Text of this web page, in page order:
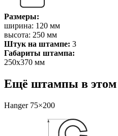
Размеры:
ширина: 120 мм
высота: 250 мм
Штук на штампе: 3
Габариты штампа:
250х370 мм
Ещё штампы в этом
Hanger 75×200